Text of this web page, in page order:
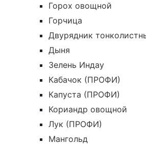
Горох овощной
Горчица
Двурядник
Дыня
Зелень Индау
Кабачок (ПРОФИ)
Капуста (ПРОФИ)
Кориандр овощной
Лук (ПРОФИ)
Мангольд